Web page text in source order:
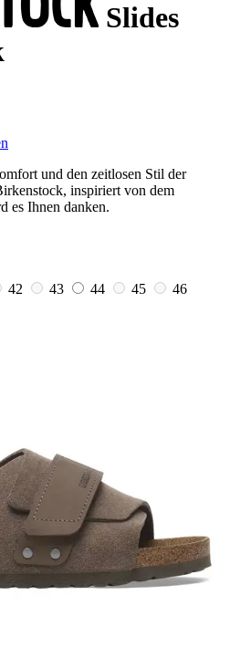
Slides
und den zeitlosen Stil der
inspiriert von dem
es Ihnen danken.
42 43 44 45
46